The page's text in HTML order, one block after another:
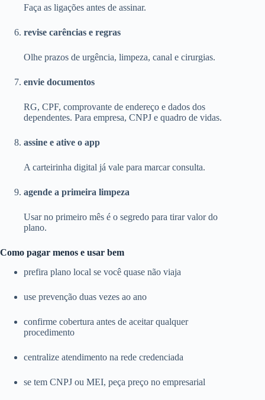
Faça as ligações antes de assinar.
revise carências e regras
Olhe prazos de urgência, limpeza, canal e cirurgias.
envie documentos
RG, CPF, comprovante de endereço e dados dos
dependentes. Para empresa, CNPJ e quadro de vidas.
assine e ative o app
A carteirinha digital já vale para marcar consulta.
agende a primeira limpeza
Usar no primeiro mês é o segredo para tirar valor do
plano.
Como pagar menos e usar bem
prefira plano local se você quase não viaja
use prevenção duas vezes ao ano
confirme cobertura antes de aceitar qualquer
procedimento
centralize atendimento na rede credenciada
se tem CNPJ ou MEI, peça preço no empresarial